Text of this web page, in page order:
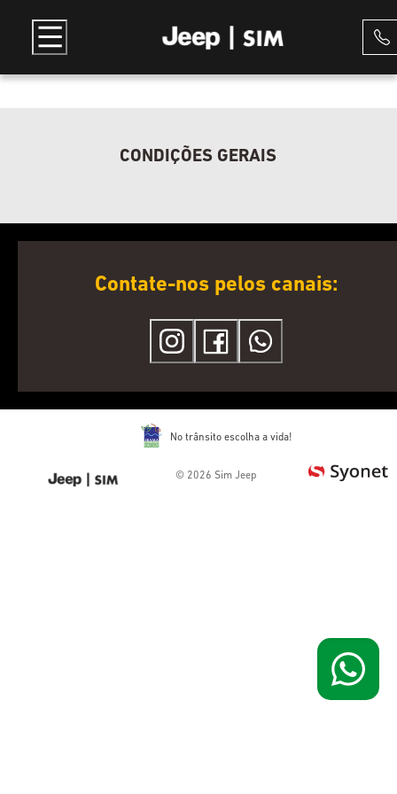
CONDIÇÕES GERAIS
Contate-nos pelos canais:
No trânsito escolha a vida!
© 2026 Sim Jeep